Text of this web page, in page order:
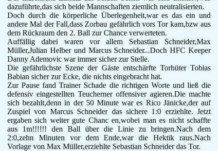
Aktuelles
Spielstätte
Stadionordnung
Vereinsgeschichte
Dokumente
Rechtliches
Impressum
dazuführte,das sich beide Mannschaften ziemlich neutralisierten.
Doch durch die körperliche Überlegenheit,war es das ein und
andere Mal der Fall,dass Zorbau gefährlich vors Tor kam,bzw aus
dem Rückraum den 2. Ball zur Chance verwerteten.
Auffällig dabei waren vor allem Sebastian Schneider,Max
Müller,Julian Helber und Marcus Schneider...Doch HFC Keeper
Danny Ademovic war immer sicher zur Stelle.
Die gefährlichste Szene der Gäste entschärfte Torhüter Tobias
Babian sicher zur Ecke, die nichts eingebracht hat.
Zur Pause fand Trainer Schade die richtigen Worte und ließ die
defensiv eingestellten Teucherner offensiver agieren.Die machte
sich bezahlt,denn in der 50 Minute war es Rico Jänicke,der auf
Zuspiel von Marcus Schneider das sichere 1:0 erziehlte. Jetzt
ergaben sich weiter gute Chanc en,wobei man es nicht schaffte
aus 1m!!!!!! den Ball über die Linie zu bringen.Nach dem
2:0,zehn Minuten vor dem Ende,war die Hektik raus.Nach
Vorlage von Max Müller,erziehlte Sebastian Schneider das Tor.